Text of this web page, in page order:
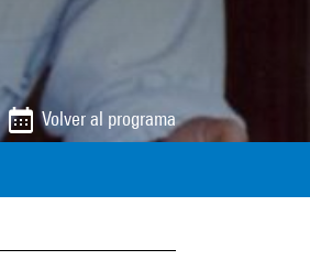
Volver al programa